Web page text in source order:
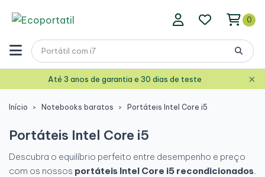
0
Até 3 anos de garantia e 30 dias de teste ×
Início Notebooks baratos Portáteis Intel Core i5
Portáteis Intel Core i5
Descubra o equilíbrio perfeito entre desempenho e preço
com os nossos portáteis Intel Core i5 recondicionados.